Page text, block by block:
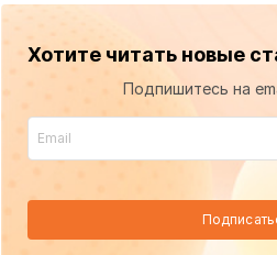
Хотите читать новые
Подпишитесь на